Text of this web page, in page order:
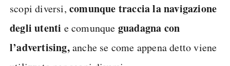
scopi diversi, comunque traccia la navigazione
degli utenti e comunque guadagna con
l’advertising,anche se come appena detto viene